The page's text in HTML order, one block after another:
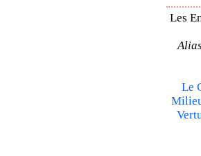
Les
Alias
Le